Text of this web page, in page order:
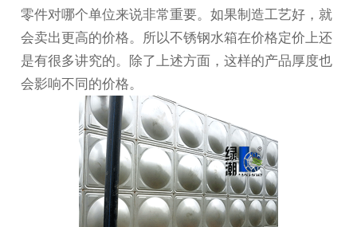
零件对哪个单位来说非常重要。如果制造工艺好，就
会卖出更高的价格。所以不锈钢水箱在价格定价上还
是有很多讲究的。除了上述方面，这样的产品厚度也
会影响不同的价格。